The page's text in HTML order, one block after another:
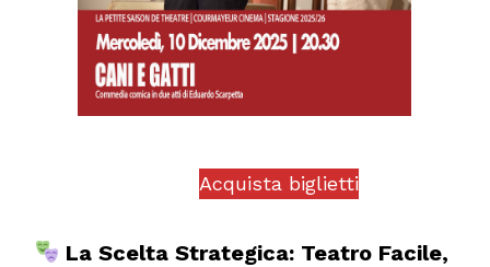
Acquista biglietti
La Scelta Strategica: Teatro Facile,